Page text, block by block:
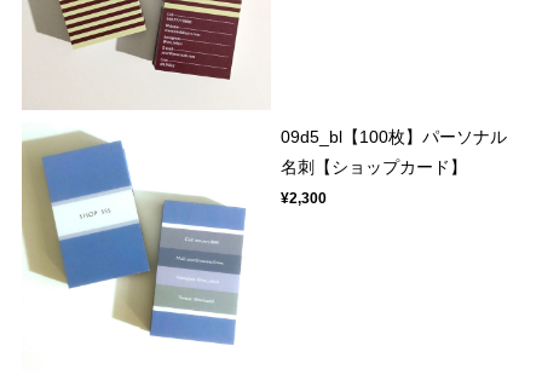
09d5_bl【100枚】パーソナル
名刺【ショップカード】
¥2,300